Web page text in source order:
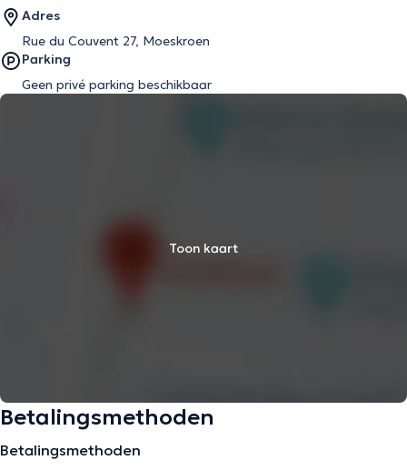
Adres
Rue du Couvent 27, Moeskroen
Parking
Geen privé parking beschikbaar
Toon kaart
Betalingsmethoden
Betalingsmethoden